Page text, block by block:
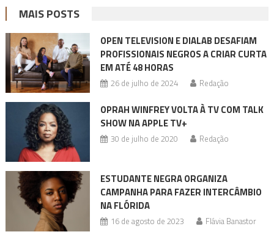
MAIS POSTS
OPEN TELEVISION E DIALAB DESAFIAM
PROFISSIONAIS NEGROS A CRIAR CURTA
EM ATÉ 48 HORAS
26 de julho de 2024 Redação
OPRAH WINFREY VOLTA À TV COM TALK
SHOW NA APPLE TV+
30 de julho de 2020 Redação
ESTUDANTE NEGRA ORGANIZA
CAMPANHA PARA FAZER INTERCÂMBIO
NA FLÓRIDA
16 de agosto de 2023 Flávia Banastor